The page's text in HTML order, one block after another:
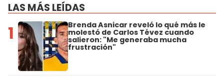
LAS MÁS LEÍDAS
1 Brenda Asnicar reveló lo qué más le
molestó de Carlos Tévez cuando
salieron: "Me generaba mucha
frustración"